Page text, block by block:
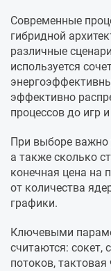
Современные
гибридной
различные
используется
эффективно
процессов до игр
При выборе важно
а также сколько
конечная цена на
от количества
графики.
Ключевыми
считаются: сокет,
потоков,